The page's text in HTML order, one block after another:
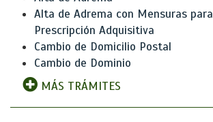
Alta de Adrema con Mensuras para
Prescripción Adquisitiva
Cambio de Domicilio Postal
Cambio de Dominio
MÁS TRÁMITES